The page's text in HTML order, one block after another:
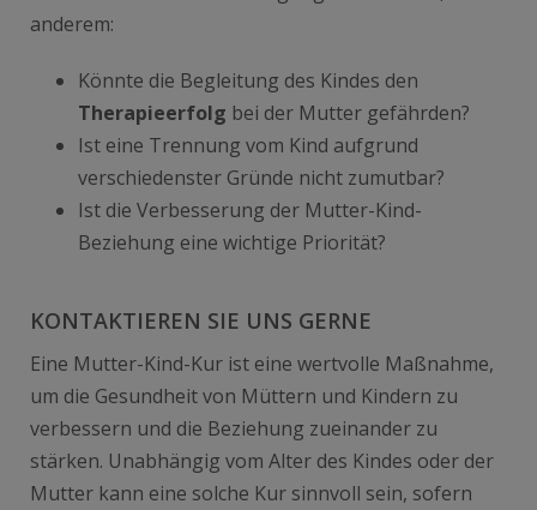
anderem:
Könnte die Begleitung des Kindes den
Therapieerfolg bei der Mutter gefährden?
Ist eine Trennung vom Kind aufgrund
verschiedenster Gründe nicht zumutbar?
Ist die Verbesserung der Mutter-Kind-
Beziehung eine wichtige Priorität?
KONTAKTIEREN SIE UNS GERNE
Eine Mutter-Kind-Kur ist eine wertvolle Maßnahme,
um die Gesundheit von Müttern und Kindern zu
verbessern und die Beziehung zueinander zu
stärken. Unabhängig vom Alter des Kindes oder der
Mutter kann eine solche Kur sinnvoll sein, sofern